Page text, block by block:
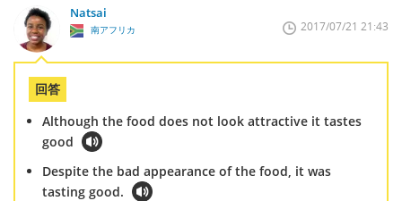
Natsai
南アフリカ 2017/07/21 21:43
回答
Although the food does not look attractive it tastes
good
Despite the bad appearance of the food, it was
tasting good.